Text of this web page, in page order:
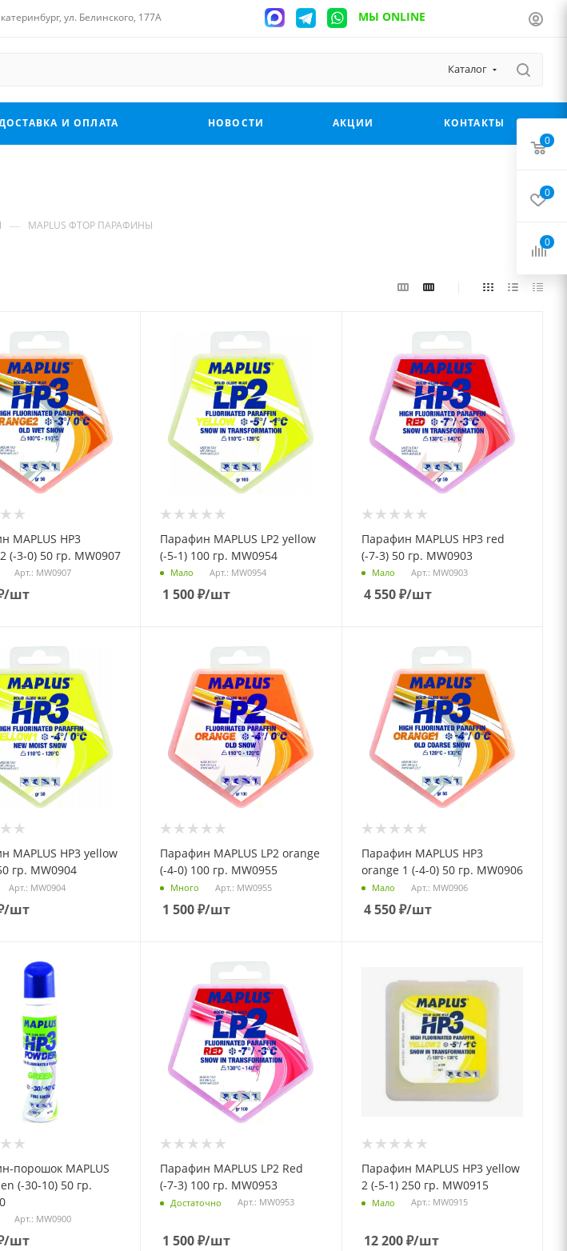
ул. Белинского, 177А МЫ ONLINE
Каталог
И ОПЛАТА НОВОСТИ АКЦИИ КОНТАКТЫ
— MAPLUS ФТОР ПАРАФИНЫ
MAPLUS НP3
(-3-0) 50 гр. MW0907
Арт.: MW0907
/шт
Парафин MAPLUS LP2 yellow
(-5-1) 100 гр. MW0954
Мало Арт.: MW0954
1 500₽/шт
Парафин MAPLUS НP3 red
(-7-3) 50 гр. MW0903
Мало Арт.: MW0903
4 550₽/шт
MAPLUS НP3 yellow
гр. MW0904
Арт.: MW0904
/шт
Парафин MAPLUS LP2 orange
(-4-0) 100 гр. MW0955
Много Арт.: MW0955
1 500₽/шт
Парафин MAPLUS НP3
orange 1 (-4-0) 50 гр. MW0906
Мало Арт.: MW0906
4 550₽/шт
порошок MAPLUS
(-30-10) 50 гр.
Арт.: MW0900
/шт
Парафин MAPLUS LP2 Red
(-7-3) 100 гр. MW0953
Достаточно Арт.: MW0953
1 500₽/шт
Парафин MAPLUS НP3 yellow
2 (-5-1) 250 гр. MW0915
Мало Арт.: MW0915
12 200₽/шт
0
0
0